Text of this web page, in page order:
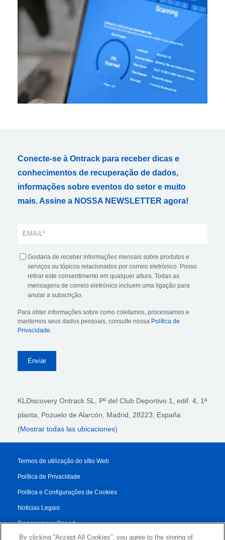
Conecte-se à Ontrack para receber dicas e
conhecimentos de recuperação de dados,
informações sobre eventos do setor e muito
mais. Assine a NOSSA NEWSLETTER agora!
Gostaria de receber informações mensais sobre produtos e
serviços ou tópicos relacionados por correio eletrónico. Posso
retirar este consentimento em qualquer altura. Todas as
mensagens de correio eletrónico incluem uma ligação para
anular a subscrição.
Para obter informações sobre como coletamos, processamos e
mantemos seus dados pessoais, consulte nossa Política de
Privacidade
KLDiscovery Ontrack SL, Pº del Club Deportivo 1, edif. 4, 1ª
planta, Pozuelo de Alarcón, Madrid, 28223 , España
(Mostrar todas las ubicaciones)
Termos de utilização do sítio Web
Política de Privacidade
Política e Configurações de Cookies
Noticias Legais
Transparency Report
By clicking “Accept All Cookies”, you agree to the storing of